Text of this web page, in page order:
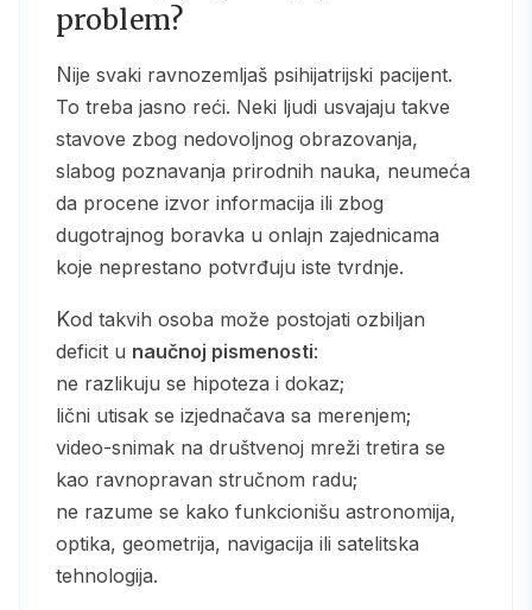
problem?
Nije svaki ravnozemljaš psihijatrijski pacijent.
To treba jasno reći. Neki ljudi usvajaju takve
stavove zbog nedovoljnog obrazovanja,
slabog poznavanja prirodnih nauka, neumeća
da procene izvor informacija ili zbog
dugotrajnog boravka u onlajn zajednicama
koje neprestano potvrđuju iste tvrdnje.
Kod takvih osoba može postojati ozbiljan
deficit u naučnoj pismenosti:
ne razlikuju se hipoteza i dokaz;
lični utisak se izjednačava sa merenjem;
video-snimak na društvenoj mreži tretira se
kao ravnopravan stručnom radu;
ne razume se kako funkcionišu astronomija,
optika, geometrija, navigacija ili satelitska
tehnologija.